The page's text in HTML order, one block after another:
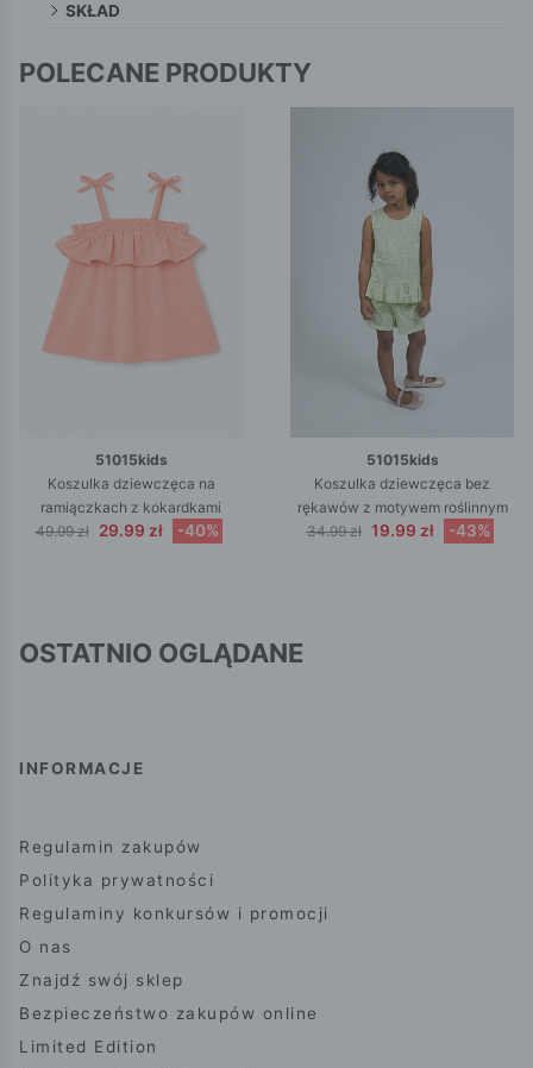
SKŁAD
POLECANE PRODUKTY
51015kids
Koszulka dziewczęca na
ramiączkach z kokardkami
49.99 zł
29.99 zł -40%
51015kids
Koszulka dziewczęca bez
rękawów z motywem roślinnym
34.99 zł 19.99 zł -43%
OSTATNIO OGLĄDANE
INFORMACJE
Regulamin zakupów
Polityka prywatności
Regulaminy konkursów i promocji
O nas
Znajdź swój sklep
Bezpieczeństwo zakupów online
Limited Edition